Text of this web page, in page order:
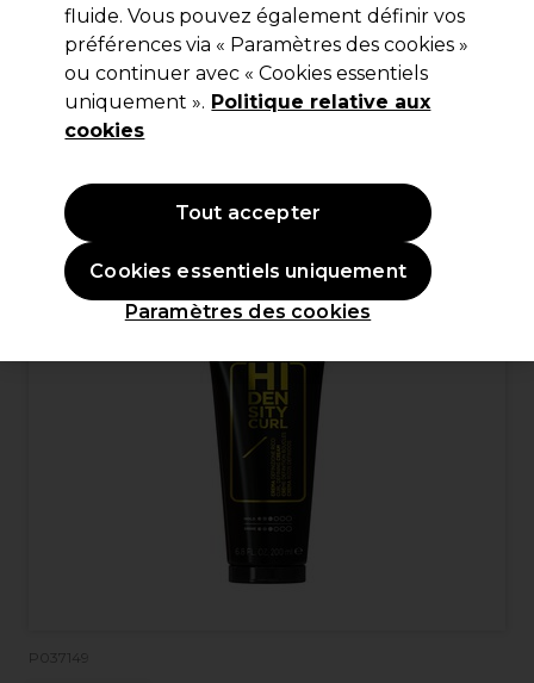
Kemon Styling Hi Density Boucle
200ml
(0)
12,75 €Hors TVA
P037149
fluide. Vous pouvez également définir vos
préférences via « Paramètres des cookies »
ou continuer avec « Cookies essentiels
uniquement ». Politique relative aux
cookies
Paramètres des cookies
Cookies essentiels uniquement
Tout accepter